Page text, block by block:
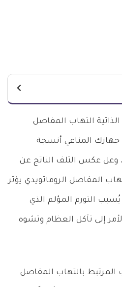
التهاب المفاصل
جهازك المناعي أنسجة
عكس التلف الناتج عن
المفاصل الروماتويدي يؤثر
التورم المؤلم الذي
إلى تآكل العظام وتشوه
بالتهاب المفاصل